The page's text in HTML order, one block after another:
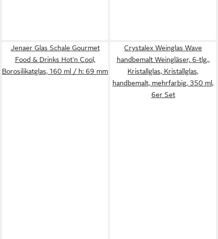
Jenaer Glas Schale Gourmet
Food & Drinks Hot'n Cool,
Borosilikatglas, 160 ml / h: 69 mm
Crystalex Weinglas Wave
handbemalt Weingläser, 6-tlg.,
Kristallglas, Kristallglas,
handbemalt, mehrfarbig, 350 ml,
6er Set